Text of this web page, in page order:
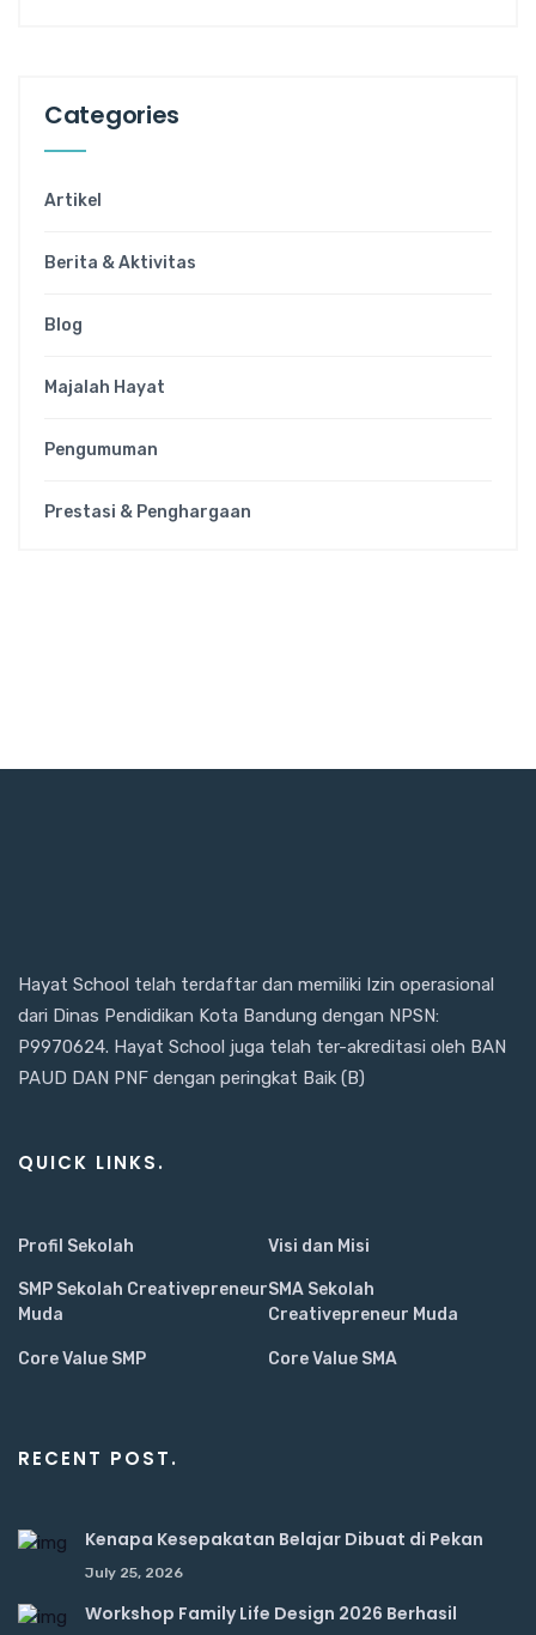
Categories
Artikel
Berita & Aktivitas
Blog
Majalah Hayat
Pengumuman
Prestasi & Penghargaan
Hayat School telah terdaftar dan memiliki Izin operasional
dari Dinas Pendidikan Kota Bandung dengan NPSN:
P9970624. Hayat School juga telah ter-akreditasi oleh BAN
PAUD DAN PNF dengan peringkat Baik (B)
QUICK LINKS.
Profil Sekolah Visi dan Misi
SMP Sekolah Creativepreneur
Muda
SMA Sekolah
Creativepreneur Muda
Core Value SMP Core Value SMA
RECENT POST.
Kenapa Kesepakatan Belajar Dibuat di Pekan
July 25, 2026
Workshop Family Life Design 2026 Berhasil